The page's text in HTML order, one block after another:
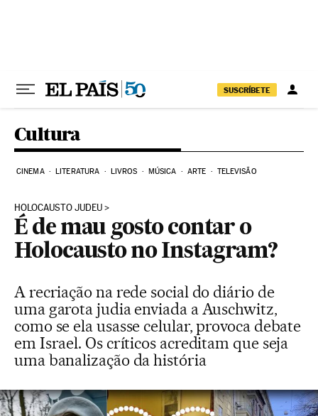
SUSCRÍBETE
Cultura
CINEMA LITERATURA LIVROS MÚSICA ARTE TELEVISÃO
HOLOCAUSTO JUDEU
É de mau gosto contar o
Holocausto no Instagram?
A recriação na rede social do diário de
uma garota judia enviada a Auschwitz,
como se ela usasse celular, provoca debate
em Israel. Os críticos acreditam que seja
uma banalização da história